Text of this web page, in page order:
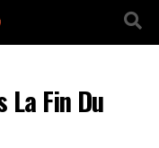
Fin Du